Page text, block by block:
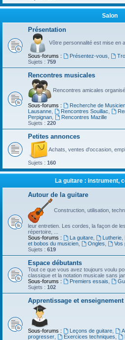
Salon
Présentation
Vôtre personnalité est mise en
Sous-forums : Présentez-vous
Sujets : 759
Rencontres musicales
Rencontres amicales
Sous-forums : Recherche de
Lausanne
Rencontres Souillac
Perpignan
Rencontres Mazille
Sujets : 220
Petites annonces
Achats, ventes d'occasion,
Sujets : 160
La guitare : instrument,
Autour de la guitare
Construction, utilisation,
leur entretien. Les cordes, la façon de
répertoire, ...
Sous-forums :
La guitare, Lutherie,
et bobos du musicien
Ongles
Vos
Sujets : 619
Espace débutants
Tout ce que vous avez toujours voulu
classique et la notation musicale sans
Sous-forums :
Premiers essais
Sujets : 102
Apprentissage et
Sous-forums : Leçons de guitare,
progresser
Exercices techniques